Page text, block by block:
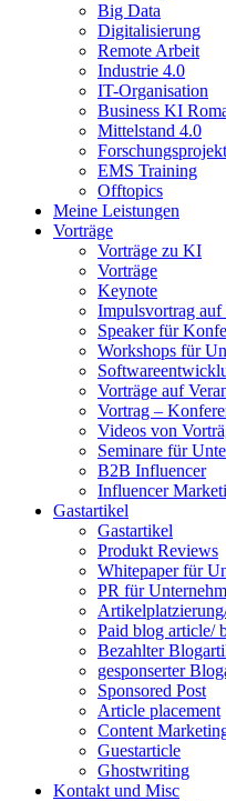
Big Data
Digitalisierung
Remote Arbeit
Industrie 4.0
IT-Organisation
Business KI
Mittelstand 4.0
Forschungsprojekt
EMS Training
Offtopics
Meine Leistungen
Vorträge
Vorträge zu KI
Vorträge
Keynote
Impulsvortrag auf
Speaker für
Workshops für
Vorträge auf
Vortrag –
Videos von
Seminare für
B2B Influencer
Influencer
Gastartikel
Gastartikel
Produkt Reviews
Whitepaper für
PR für
Paid blog article/
Bezahlter
gesponserter
Sponsored Post
Article placement
Content
Guestarticle
Ghostwriting
Kontakt und Misc